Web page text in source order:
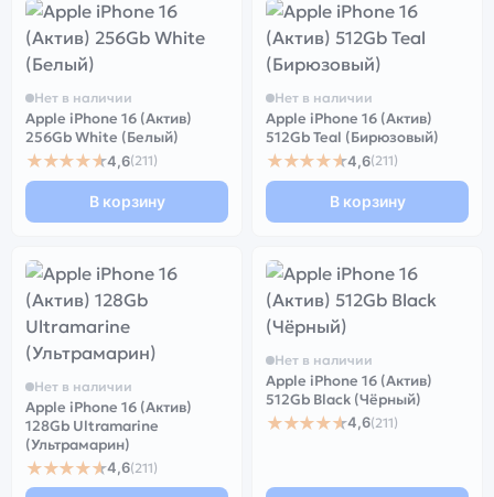
Нет в наличии
Apple iPhone 16 (Актив)
256Gb White (Белый)
★★★★★4,6(211)
В корзину
Нет в наличии
Apple iPhone 16 (Актив)
512Gb Teal (Бирюзовый)
★★★★★4,6(211)
В корзину
Нет в наличии
Apple iPhone 16 (Актив)
128Gb Ultramarine
(Ультрамарин)
★★★★★4,6(211)
Нет в наличии
Apple iPhone 16 (Актив)
512Gb Black (Чёрный)
★★★★★4,6(211)